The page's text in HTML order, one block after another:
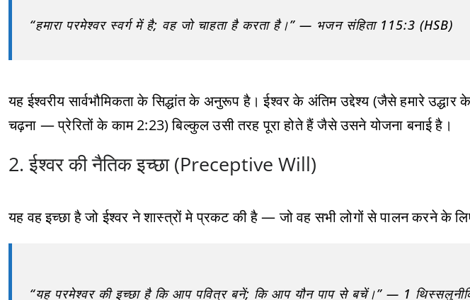
“हमारा परमेश्वर स्वर्ग में है; वह जो चाहता है करता है।” — भजन संहिता 115:3 (HSB)
यह ईश्वरीय सार्वभौमिकता के सिद्धांत के अनुरूप है। ईश्वर के अंतिम उद्देश्य (जैसे हमारे
चढ़ना — प्रेरितों के काम 2:23) बिल्कुल उसी तरह पूरा होते हैं जैसे उसने योजना बनाई है।
2. ईश्वर की नैतिक इच्छा (Preceptive Will)
यह वह इच्छा है जो ईश्वर ने शास्त्रों मे प्रकट की है — जो वह सभी लोगों से पालन करने के
“यह परमेश्वर की इच्छा है कि आप पवित्र बनें; कि आप यौन पाप से बचें।” — 1